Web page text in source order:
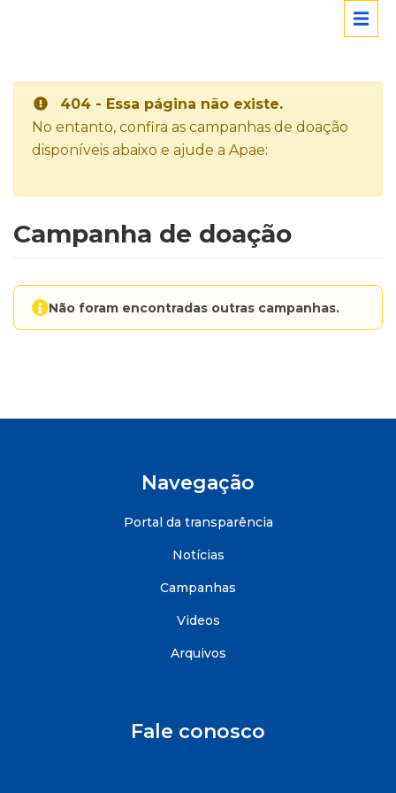
404 - Essa página não existe.
No entanto, confira as campanhas de doação
disponíveis abaixo e ajude a Apae:
Campanha de doação
Não foram encontradas outras campanhas.
Navegação
Portal da transparência
Notícias
Campanhas
Videos
Arquivos
Fale conosco